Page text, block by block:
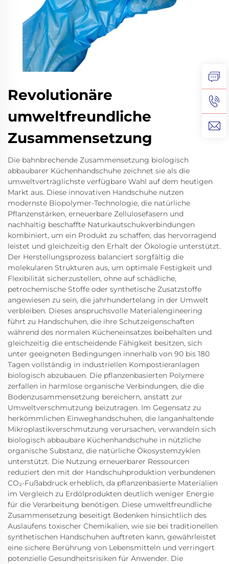
Revolutionäre
umweltfreundliche
Zusammensetzung
Die bahnbrechende Zusammensetzung biologisch
abbaubarer Küchenhandschuhe zeichnet sie als die
umweltverträglichste verfügbare Wahl auf dem heutigen
Markt aus. Diese innovativen Handschuhe nutzen
modernste Biopolymer-Technologie, die natürliche
Pflanzenstärken, erneuerbare Zellulosefasern und
nachhaltig beschaffte Naturkautschukverbindungen
kombiniert, um ein Produkt zu schaffen, das hervorragend
leistet und gleichzeitig den Erhalt der Ökologie unterstützt.
Der Herstellungsprozess balanciert sorgfältig die
molekularen Strukturen aus, um optimale Festigkeit und
Flexibilität sicherzustellen, ohne auf schädliche,
petrochemische Stoffe oder synthetische Zusatzstoffe
angewiesen zu sein, die jahrhundertelang in der Umwelt
verbleiben. Dieses anspruchsvolle Materialengineering
führt zu Handschuhen, die ihre Schutzeigenschaften
während des normalen Kücheneinsatzes beibehalten und
gleichzeitig die entscheidende Fähigkeit besitzen, sich
unter geeigneten Bedingungen innerhalb von 90 bis 180
Tagen vollständig in industriellen Kompostieranlagen
biologisch abzubauen. Die pflanzenbasierten Polymere
zerfallen in harmlose organische Verbindungen, die die
Bodenzusammensetzung bereichern, anstatt zur
Umweltverschmutzung beizutragen. Im Gegensatz zu
herkömmlichen Einweghandschuhen, die langanhaltende
Mikroplastikverschmutzung verursachen, verwandeln sich
biologisch abbaubare Küchenhandschuhe in nützliche
organische Substanz, die natürliche Ökosystemzyklen
unterstützt. Die Nutzung erneuerbarer Ressourcen
reduziert den mit der Handschuhproduktion verbundenen
CO₂-Fußabdruck erheblich, da pflanzenbasierte Materialien
im Vergleich zu Erdölprodukten deutlich weniger Energie
für die Verarbeitung benötigen. Diese umweltfreundliche
Zusammensetzung beseitigt Bedenken hinsichtlich des
Auslaufens toxischer Chemikalien, wie sie bei traditionellen
synthetischen Handschuhen auftreten kann, gewährleistet
eine sichere Berührung von Lebensmitteln und verringert
potenzielle Gesundheitsrisiken für Anwender. Die